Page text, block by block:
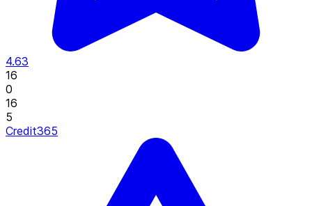
4.63
16
0
16
5
Credit365